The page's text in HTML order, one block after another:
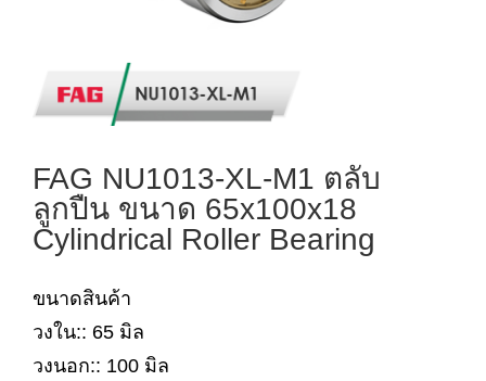
FAG NU1013-XL-M1 ตลับ
ลูกปืน ขนาด 65x100x18
Cylindrical Roller Bearing
ขนาดสินค้า
วงใน:: 65 มิล
วงนอก:: 100 มิล